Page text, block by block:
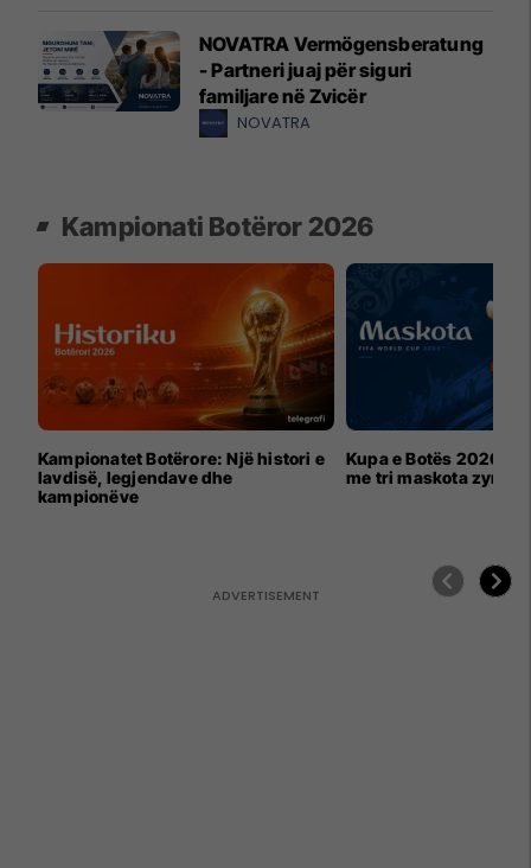
NOVATRA Vermögensberatung
- Partneri juaj për siguri
familjare në Zvicër
NOVATRA
Kampionati Botëror 2026
Kampionatet Botërore: Një histori e
lavdisë, legjendave dhe
kampionëve
Kupa e Botës 2026
me tri maskota zyrtare